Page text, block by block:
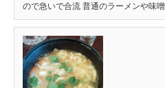
ので急いで合流 普通のラーメンや味噌